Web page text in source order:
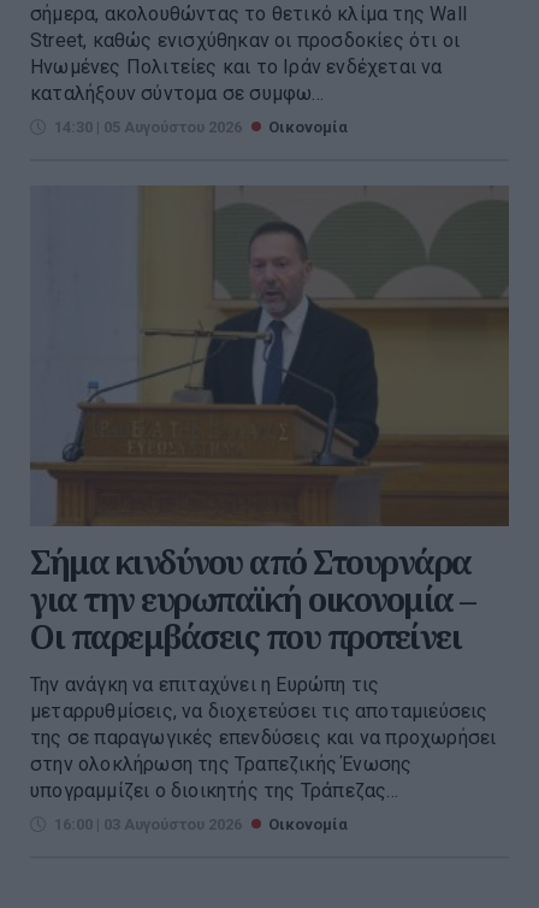
σήμερα, ακολουθώντας το θετικό κλίμα της Wall
Street, καθώς ενισχύθηκαν οι προσδοκίες ότι οι
Ηνωμένες Πολιτείες και το Ιράν ενδέχεται να
καταλήξουν σύντομα σε συμφω...
14:30 | 05 Αυγούστου 2026 Οικονομία
Σήμα κινδύνου από Στουρνάρα
για την ευρωπαϊκή οικονομία –
Οι παρεμβάσεις που προτείνει
Την ανάγκη να επιταχύνει η Ευρώπη τις
μεταρρυθμίσεις, να διοχετεύσει τις αποταμιεύσεις
της σε παραγωγικές επενδύσεις και να προχωρήσει
στην ολοκλήρωση της Τραπεζικής Ένωσης
υπογραμμίζει ο διοικητής της Τράπεζας...
16:00 | 03 Αυγούστου 2026 Οικονομία